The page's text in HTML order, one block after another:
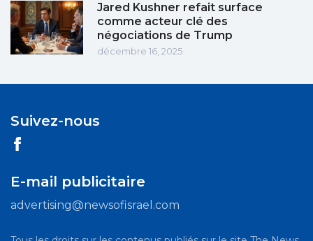
Jared Kushner refait surface
comme acteur clé des
négociations de Trump
décembre 16, 2025
Suivez-nous
E-mail publicitaire
advertising@newsofisrael.com